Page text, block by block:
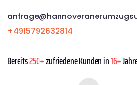
+4915792632814
Bereits250+zufriedene Kunden in16+